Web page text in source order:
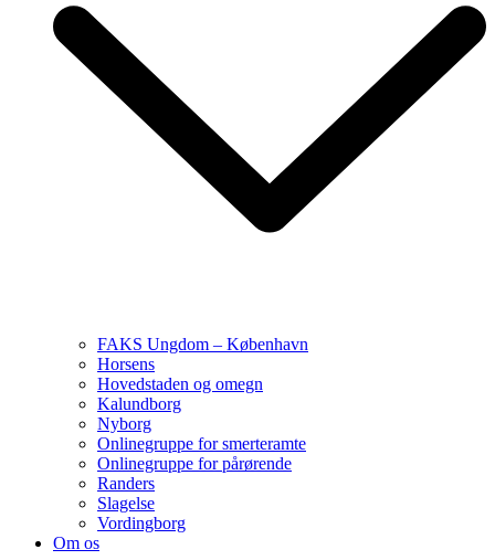
FAKS Ungdom – København
Horsens
Hovedstaden og omegn
Kalundborg
Nyborg
Onlinegruppe for smerteramte
Onlinegruppe for pårørende
Randers
Slagelse
Vordingborg
Om os